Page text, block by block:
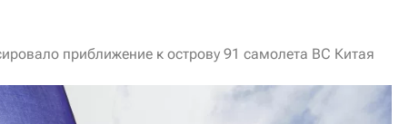
приближение к острову 91 самолета ВС Китая